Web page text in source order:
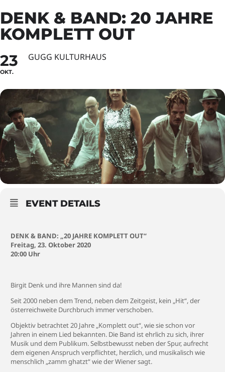
DENK & BAND: 20 JAHRE
KOMPLETT OUT
23
OKT.
GUGG KULTURHAUS
EVENT DETAILS
DENK & BAND: „20 JAHRE KOMPLETT OUT“
Freitag, 23. Oktober 2020
20:00 Uhr
Birgit Denk und ihre Mannen sind da!
Seit 2000 neben dem Trend, neben dem Zeitgeist, kein „Hit“, der
österreichweite Durchbruch immer verschoben.
Objektiv betrachtet 20 Jahre „Komplett out“, wie sie schon vor
Jahren in einem Lied bekannten. Die Band ist ehrlich zu sich, ihrer
Musik und dem Publikum. Selbstbewusst neben der Spur, aufrecht
dem eigenen Anspruch verpflichtet, herzlich, und musikalisch wie
menschlich „zamm ghatzt“ wie der Wiener sagt.